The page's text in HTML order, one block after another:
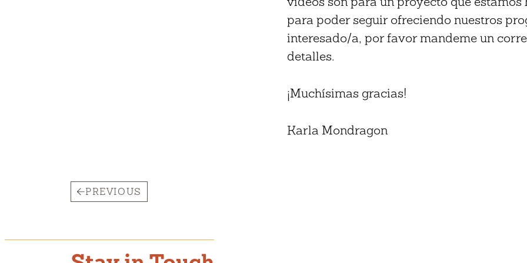
para poder seguir ofreciendo nuestros
interesado/a, por favor mandeme un
detalles.
¡Muchísimas gracias!
Karla Mondragon
PREVIOUS